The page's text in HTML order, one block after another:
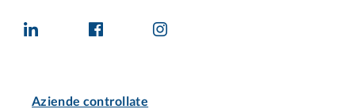
Aziende controllate